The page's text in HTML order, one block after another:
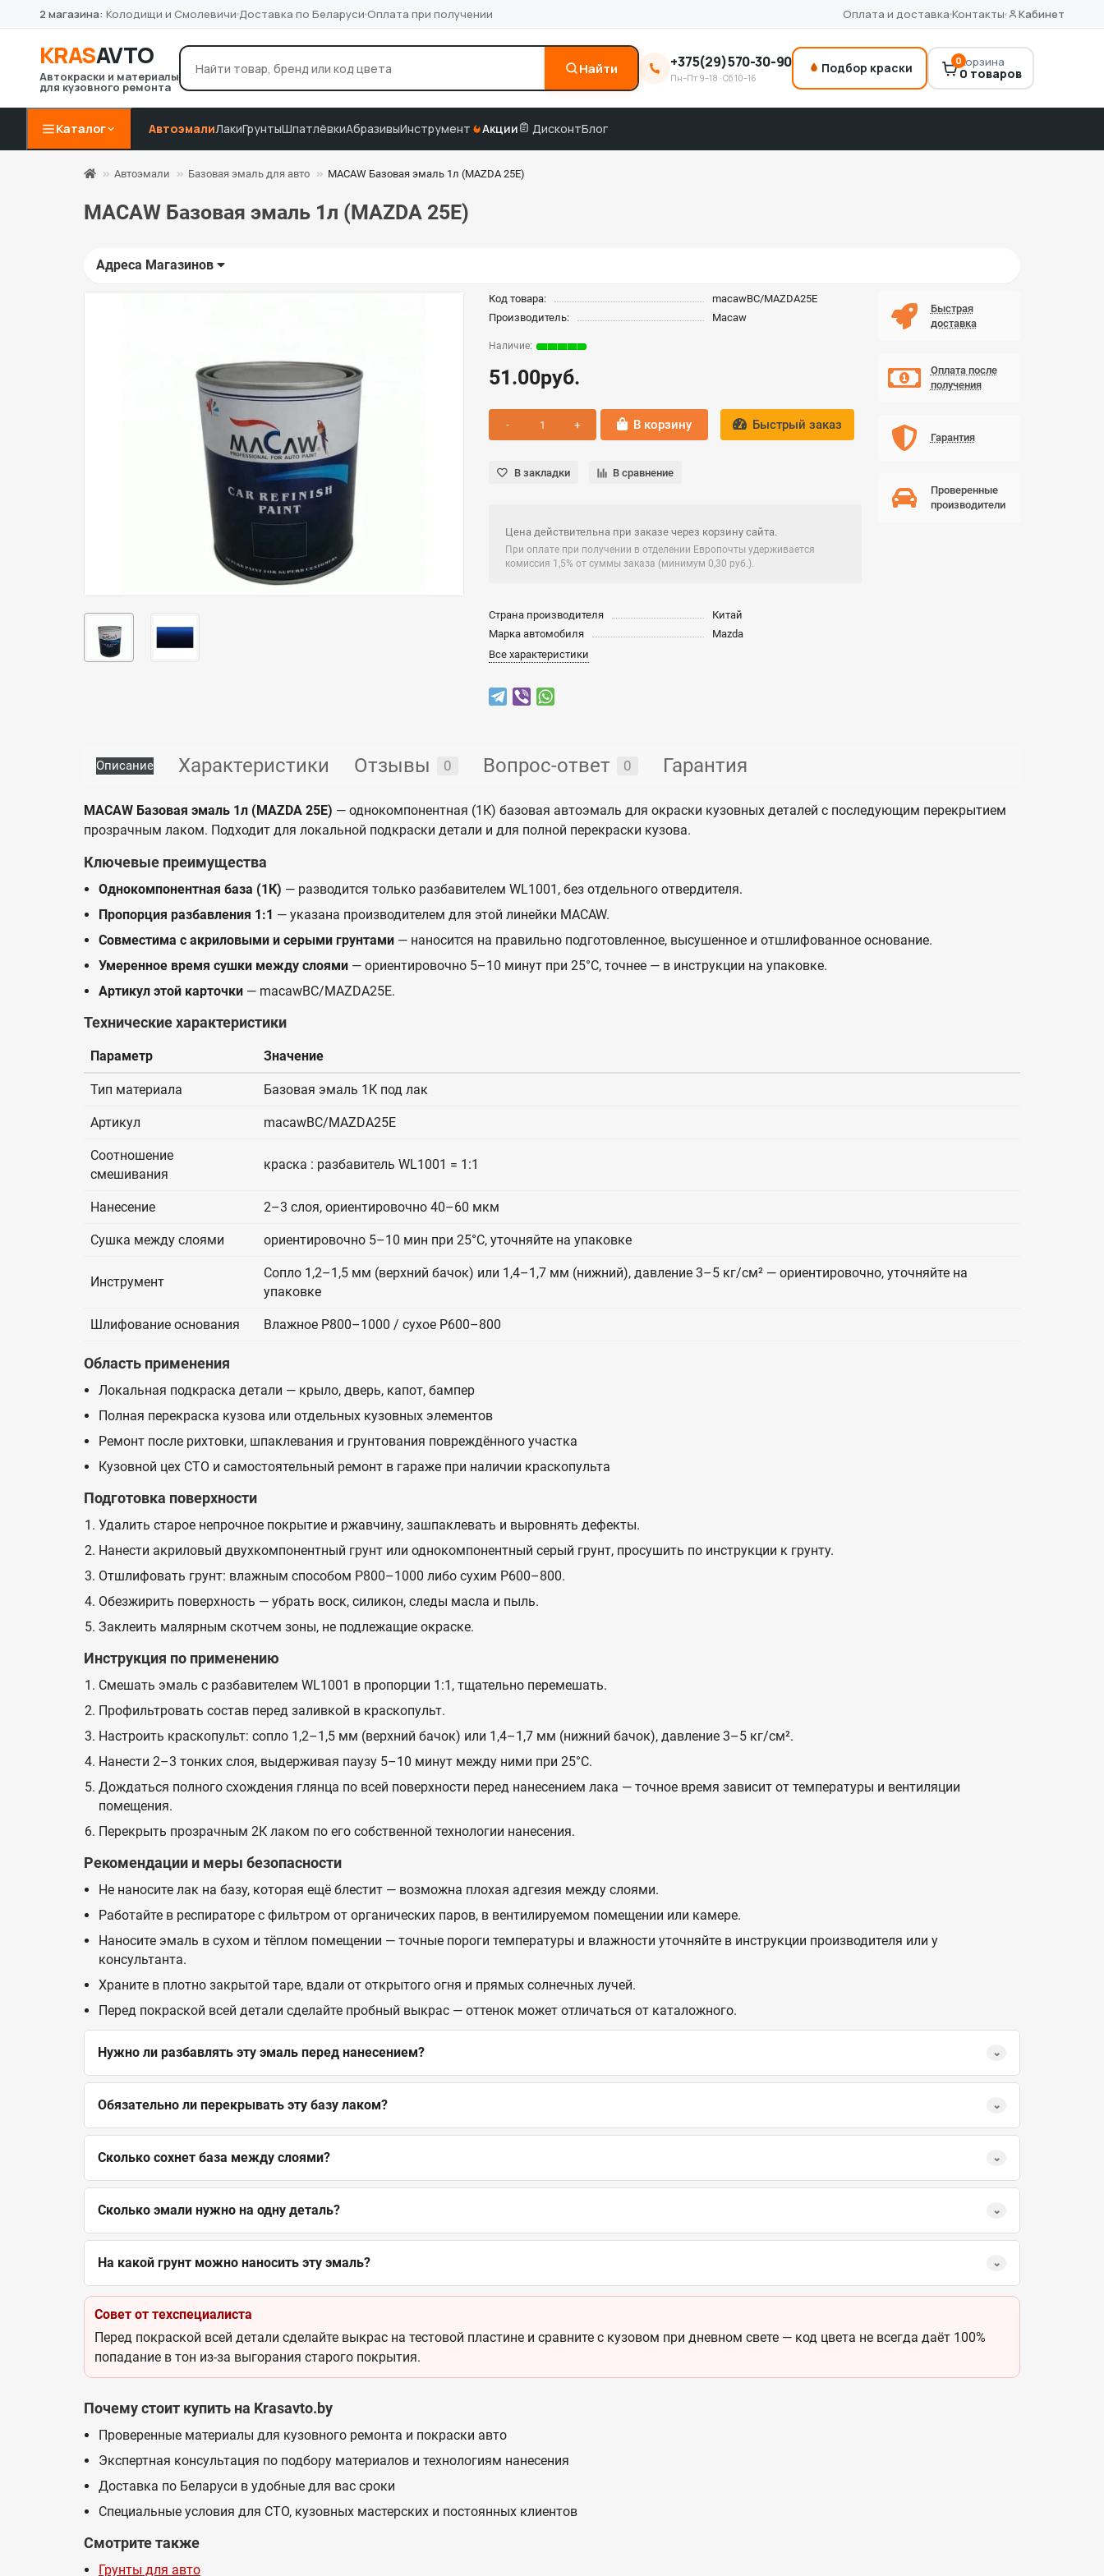
2 магазина: Колодищи и Смолевичи Доставка по Беларуси Оплата при получении Оплата и доставка Контакты Кабинет
KRASAVTO
Автокраски и материалы
для кузовного ремонта
Найти
Например: лак Novol грунт 4+1 P80 3M краска по коду подбор по VIN
+375(29)570-30-90
Пн–Пт 9–18 · Сб 10–16
Подбор краски 0Корзина
0 товаров
Каталог АвтоэмалиЛакиГрунтыШпатлёвкиАбразивыИнструмент Акции ДисконтБлог
Автоэмали Базовая эмаль для авто MACAW Базовая эмаль 1л (MAZDA 25E)
MACAW Базовая эмаль 1л (MAZDA 25E)
Адреса Магазинов
Код товара:
macawBC/MAZDA25E
Производитель:
Macaw
51.00руб.
В корзину Быстрый заказ
В закладки В сравнение
Цена действительна при заказе через корзину сайта.
При оплате при получении в отделении Европочты удерживается
комиссия 1,5% от суммы заказа (минимум 0,30 руб.).
Страна производителя
Китай
Марка автомобиля
Mazda
Все характеристики
Быстрая
доставка
Оплата после
получения
Гарантия
Проверенные
производители
Описание Характеристики Отзывы 0 Вопрос-ответ 0 Гарантия
MACAW Базовая эмаль 1л (MAZDA 25E) — однокомпонентная (1К) базовая автоэмаль для окраски кузовных деталей с последующим перекрытием
прозрачным лаком. Подходит для локальной подкраски детали и для полной перекраски кузова.
Ключевые преимущества
Однокомпонентная база (1К) — разводится только разбавителем WL1001, без отдельного отвердителя.
Пропорция разбавления 1:1 — указана производителем для этой линейки MACAW.
Совместима с акриловыми и серыми грунтами — наносится на правильно подготовленное, высушенное и отшлифованное основание.
Умеренное время сушки между слоями — ориентировочно 5–10 минут при 25°C, точнее — в инструкции на упаковке.
Артикул этой карточки — macawBC/MAZDA25E.
Технические характеристики
Параметр Значение
Тип материала Базовая эмаль 1К под лак
Артикул macawBC/MAZDA25E
Соотношение
смешивания
краска : разбавитель WL1001 = 1:1
Нанесение 2–3 слоя, ориентировочно 40–60 мкм
Сушка между слоями ориентировочно 5–10 мин при 25°C, уточняйте на упаковке
Инструмент
Сопло 1,2–1,5 мм (верхний бачок) или 1,4–1,7 мм (нижний), давление 3–5 кг/см² — ориентировочно, уточняйте на
упаковке
Шлифование основания Влажное P800–1000 / сухое P600–800
Область применения
Локальная подкраска детали — крыло, дверь, капот, бампер
Полная перекраска кузова или отдельных кузовных элементов
Ремонт после рихтовки, шпаклевания и грунтования повреждённого участка
Кузовной цех СТО и самостоятельный ремонт в гараже при наличии краскопульта
Подготовка поверхности
Удалить старое непрочное покрытие и ржавчину, зашпаклевать и выровнять дефекты.
Нанести акриловый двухкомпонентный грунт или однокомпонентный серый грунт, просушить по инструкции к грунту.
Отшлифовать грунт: влажным способом P800–1000 либо сухим P600–800.
Обезжирить поверхность — убрать воск, силикон, следы масла и пыль.
Заклеить малярным скотчем зоны, не подлежащие окраске.
Инструкция по применению
Смешать эмаль с разбавителем WL1001 в пропорции 1:1, тщательно перемешать.
Профильтровать состав перед заливкой в краскопульт.
Настроить краскопульт: сопло 1,2–1,5 мм (верхний бачок) или 1,4–1,7 мм (нижний бачок), давление 3–5 кг/см².
Нанести 2–3 тонких слоя, выдерживая паузу 5–10 минут между ними при 25°C.
Дождаться полного схождения глянца по всей поверхности перед нанесением лака — точное время зависит от температуры и вентиляции
помещения.
Перекрыть прозрачным 2К лаком по его собственной технологии нанесения.
Рекомендации и меры безопасности
Не наносите лак на базу, которая ещё блестит — возможна плохая адгезия между слоями.
Работайте в респираторе с фильтром от органических паров, в вентилируемом помещении или камере.
Наносите эмаль в сухом и тёплом помещении — точные пороги температуры и влажности уточняйте в инструкции производителя или у
консультанта.
Храните в плотно закрытой таре, вдали от открытого огня и прямых солнечных лучей.
Перед покраской всей детали сделайте пробный выкрас — оттенок может отличаться от каталожного.
Нужно ли разбавлять эту эмаль перед нанесением? ⌄
Обязательно ли перекрывать эту базу лаком? ⌄
Сколько сохнет база между слоями? ⌄
Сколько эмали нужно на одну деталь? ⌄
На какой грунт можно наносить эту эмаль? ⌄
Совет от техспециалиста
Перед покраской всей детали сделайте выкрас на тестовой пластине и сравните с кузовом при дневном свете — код цвета не всегда даёт 100%
попадание в тон из-за выгорания старого покрытия.
Почему стоит купить на Krasavto.by
Проверенные материалы для кузовного ремонта и покраски авто
Экспертная консультация по подбору материалов и технологиям нанесения
Доставка по Беларуси в удобные для вас сроки
Специальные условия для СТО, кузовных мастерских и постоянных клиентов
Смотрите также
Грунты для авто